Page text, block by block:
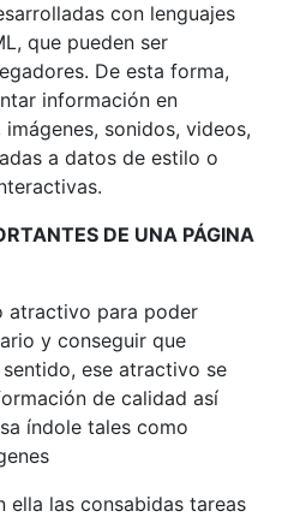
con lenguajes
que pueden ser
De esta forma,
información en
sonidos, videos,
a datos de estilo o
DE UNA PÁGINA
atractivo para poder
y conseguir que
ese atractivo se
de calidad así
índole tales como
ella las consabidas tareas